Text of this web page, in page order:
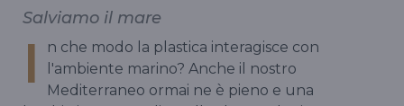
Salviamo il mare
I
n che modo la plastica interagisce con
l'ambiente marino? Anche il nostro
Mediterraneo ormai ne è pieno e una